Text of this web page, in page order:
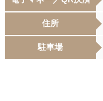
住所
駐車場